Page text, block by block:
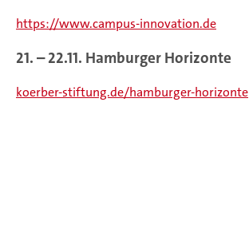
https://www.campus-innovation.de
21. – 22.11. Hamburger Horizonte
koerber-stiftung.de/hamburger-horizonte